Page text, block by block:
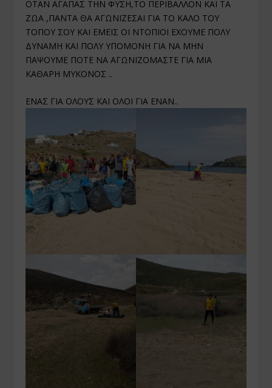
ΟΤΑΝ ΑΓΑΠΑΣ ΤΗΝ ΦΥΣΗ,ΤΟ ΠΕΡΙΒΑΛΛΟΝ ΚΑΙ ΤΑ
ΖΩΑ ,ΠΑΝΤΑ ΘΑ ΑΓΩΝΙΖΕΣΑΙ ΓΙΑ ΤΟ ΚΑΛΟ ΤΟΥ
ΤΟΠΟΥ ΣΟΥ ΚΑΙ ΕΜΕΙΣ ΟΙ ΝΤΟΠΙΟΙ ΕΧΟΥΜΕ ΠΟΛΥ
ΔΥΝΑΜΗ ΚΑΙ ΠΟΛΥ ΥΠΟΜΟΝΗ ΓΙΑ ΝΑ ΜΗΝ
ΠΑΨΟΥΜΕ ΠΟΤΕ ΝΑ ΑΓΩΝΙΖΟΜΑΣΤΕ ΓΙΑ ΜΙΑ
ΚΑΘΑΡΗ ΜΥΚΟΝΟΣ ..
ΕΝΑΣ ΓΙΑ ΟΛΟΥΣ ΚΑΙ ΟΛΟΙ ΓΙΑ ΕΝΑΝ..